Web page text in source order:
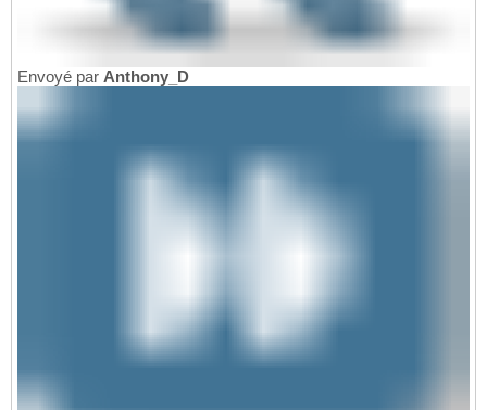
Envoyé par Anthony_D